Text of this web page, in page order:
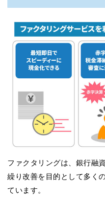
ファクタリングは、銀行融
繰り改善を目的として多く
ています。